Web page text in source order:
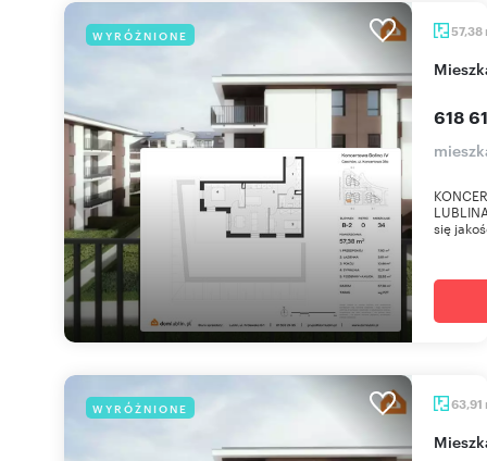
WYRÓŻNIONE 57,38
618
się
WYRÓŻNIONE 63,91